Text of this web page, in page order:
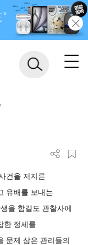
건을 저지른
유배를 보내는
을 함길도 관찰사에
한 정세를
문제 삼은 관리들의